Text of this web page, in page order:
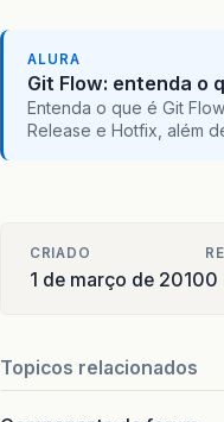
ALURA
Git Flow: entenda o
Entenda o que é Git
Release e Hotfix, além
CRIADO
1 de março de 20100
Topicos relacionados